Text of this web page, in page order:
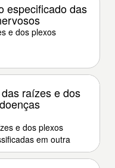
especificado das
e dos plexos
raízes e dos
e dos plexos
em outra